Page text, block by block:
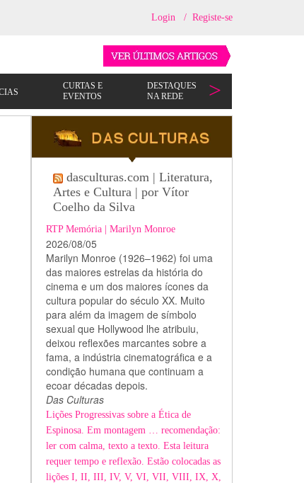
Login / Registe-se
dasculturas.com | Literatura,
Artes e Cultura | por Vítor
Coelho da Silva
RTP Memória | Marilyn Monroe
2026/08/05
Marilyn Monroe (1926–1962) foi uma
das maiores estrelas da história do
cinema e um dos maiores ícones da
cultura popular do século XX. Muito
para além da imagem de símbolo
sexual que Hollywood lhe atribuiu,
deixou reflexões marcantes sobre a
fama, a indústria cinematográfica e a
condição humana que continuam a
ecoar décadas depois.
Das Culturas
Lições Progressivas sobre a Ética de
Espinosa. Em montagem … recomendação:
ler com calma, texto a texto. Esta leitura
requer tempo e reflexão. Estão colocadas as
lições I, II, III, IV, V, VI, VII, VIII, IX, X,